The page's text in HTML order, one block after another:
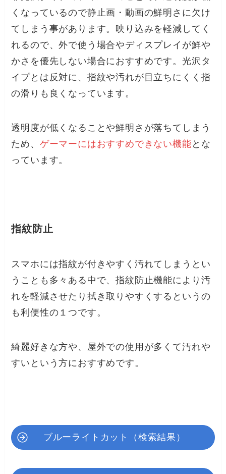
くなっているので静止画・動画の鮮明さに欠け
てしまう事があります。映り込みを軽減してく
れるので、外で使う場合やディスプレイが鮮や
かさを優先しない場合におすすめです。光沢タ
イプとは反対に、指紋や汚れが目立ちにくく指
の滑りも良くなっています。
透明度が低くなることや鮮明さが落ちてしまう
ため、 ゲーマーにはおすすめできない機能 とな
っています。
指紋防止
スマホには指紋が付きやすく汚れてしまうとい
うことも多々ある中で、指紋防止機能により汚
れを軽減させたり拭き取りやすくするというの
も利便性の１つです。
綺麗好きな方や、屋外での使用が多くて汚れや
すいという方におすすめです。
ブルーライトカット（検索結果）